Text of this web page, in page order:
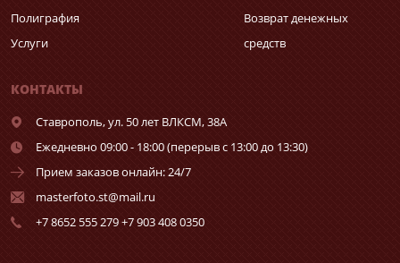
Полиграфия
Услуги
Возврат денежных
средств
КОНТАКТЫ
Ставрополь,ул. 50 лет ВЛКСМ, 38А
Ежедневно 09:00 - 18:00 (перерыв с 13:00 до 13:30)
Прием заказов онлайн: 24/7
masterfoto.st@mail.ru
+7 8652 555 279 +7 903 408 0350